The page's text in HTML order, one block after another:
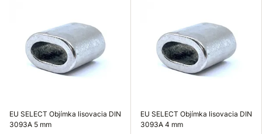
EU SELECT Objímka lisovacia DIN
3093A 5 mm
EU SELECT Objímka lisovacia DIN
3093A 4 mm